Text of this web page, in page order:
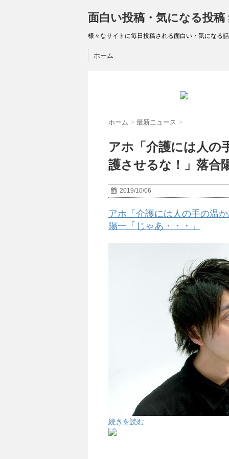
面白い投稿・気になる投
様々なサイトに毎日投稿される面白い・気になる
ホーム
ホーム > 最新ニュース >
アホ「介護には人の
護させるな！」落合
2019/10/06
アホ「介護には人の手の温
陽一「じゃあ・・・」
続きを読む